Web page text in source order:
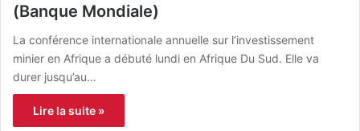
(Banque Mondiale)
La conférence internationale annuelle sur l’investissement
minier en Afrique a débuté lundi en Afrique Du Sud. Elle va
durer jusqu’au…
Lire la suite »